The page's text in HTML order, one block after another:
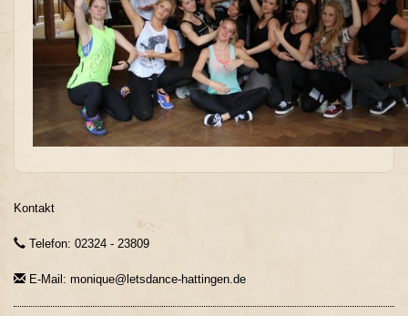
Kontakt
Telefon: 02324 - 23809
E-Mail: monique@letsdance-hattingen.de